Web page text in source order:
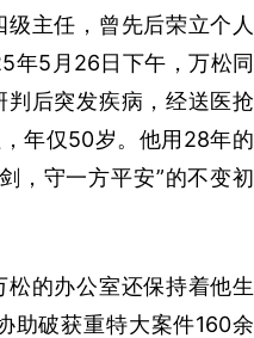
主任，曾先后荣立个人
年5月26日下午，万松同
后突发疾病，经送医抢
年仅50岁。他用28年的
，守一方平安”的不变初
的办公室还保持着他生
助破获重特大案件160余